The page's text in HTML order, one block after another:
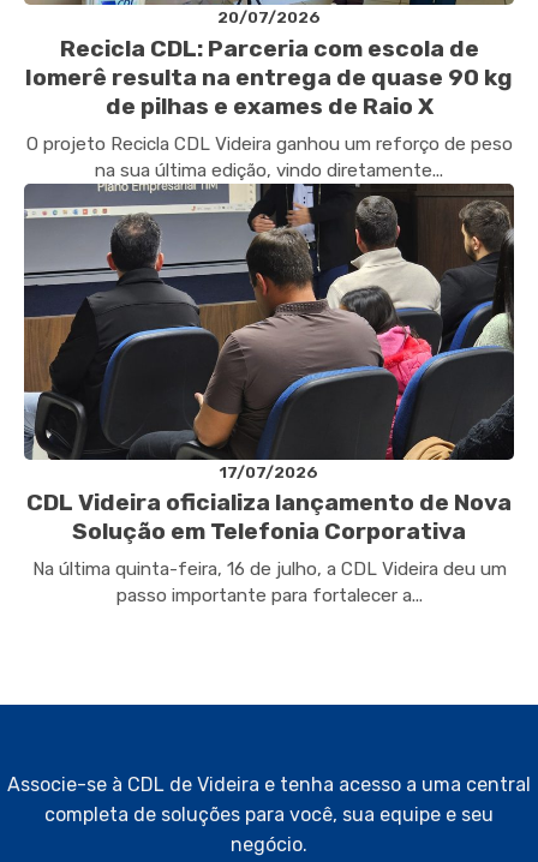
20/07/2026
Recicla CDL: Parceria com escola de
Iomerê resulta na entrega de quase 90 kg
de pilhas e exames de Raio X
O projeto Recicla CDL Videira ganhou um reforço de peso
na sua última edição, vindo diretamente...
17/07/2026
CDL Videira oficializa lançamento de Nova
Solução em Telefonia Corporativa
Na última quinta-feira, 16 de julho, a CDL Videira deu um
passo importante para fortalecer a...
Associe-se à CDL de Videira e tenha acesso a uma central
completa de soluções para você, sua equipe e seu
negócio.